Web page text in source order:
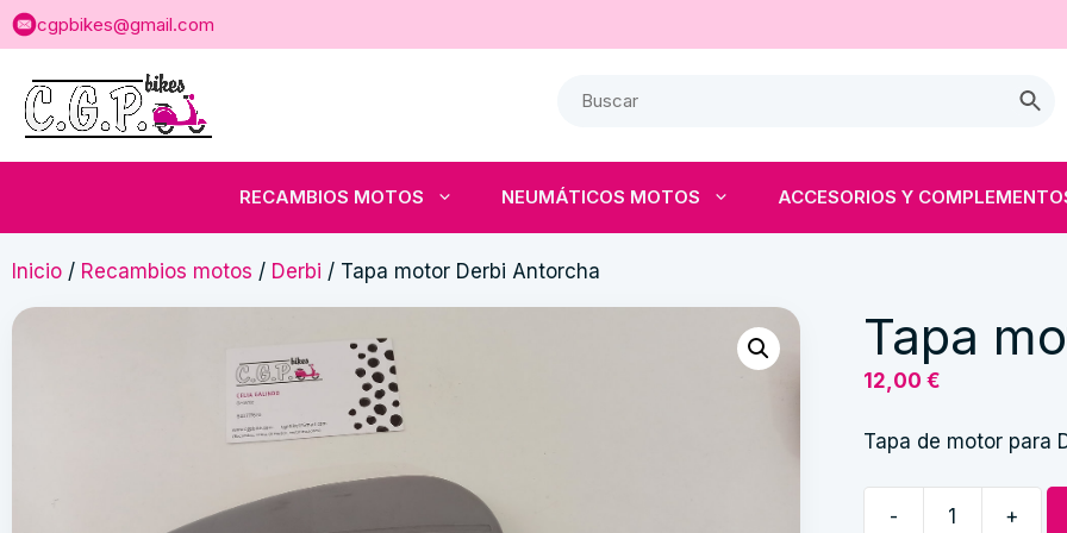
Saltar
al
cgpbikes@gmail.com
RECAMBIOS MOTOS NEUMÁTICOS MOTOS ACCESORIOS Y
Inicio / Recambios motos / Derbi / Tapa motor Derbi Antorcha
Tapa
12,00 €
Tapa de motor para
- +